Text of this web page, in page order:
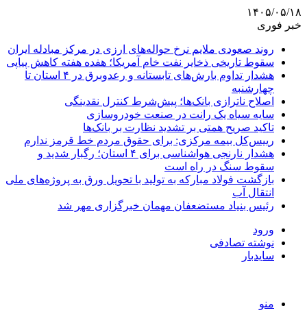
۱۴۰۵/۰۵/۱۸
خبر فوری
روند صعودی ملایم نرخ حواله‌های ارزی در مرکز مبادله ایران
سقوط تاریخی ذخایر نفت خام آمریکا؛ هفده هفته کاهش پیاپی
هشدار تداوم بارش‌های تابستانه و رعدوبرق در ۴ استان تا
چهارشنبه
اصلاح ناترازی بانک‌ها؛ پیش‌شرط کنترل نقدینگی
سایه سیاه یک رانت در صنعت خودروسازی
تاکید صریح همتی بر تشدید نظارت بر بانک‌ها
رییس‌کل بیمه مرکزی: برای حقوق مردم خط قرمز ندارم
هشدار نارنجی هواشناسی برای ۴ استان؛ رگبار شدید و
سقوط سنگ در راه است
بازگشت فولاد مبارکه به تولید با تحویل ورق به پروژه‌های ملی
انتقال آب
رئیس بنیاد مستضعفان مهمان خبرگزاری مهر شد
ورود
نوشته تصادفی
سایدبار
منو